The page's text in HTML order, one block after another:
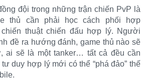
đội trong những trận chiến PvP là
thủ cần phải học cách phối hợp
thuật chiến đấu hợp lý. Người
đề ra hướng đánh, game thủ nào sẽ
ai sẽ là một tanker… tất cả đều cần
duy hợp lý mới có thể “phá đảo” thế